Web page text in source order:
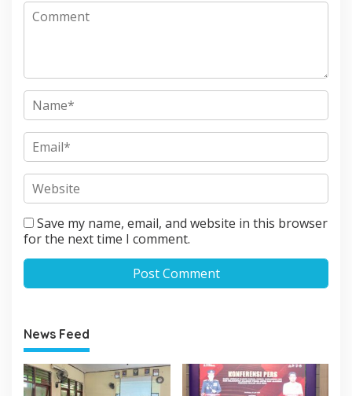
Save my name, email, and website in this browser
for the next time I comment.
News Feed